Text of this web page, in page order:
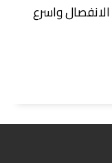
واسرع